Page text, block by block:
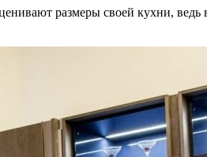
размеры своей кухни,